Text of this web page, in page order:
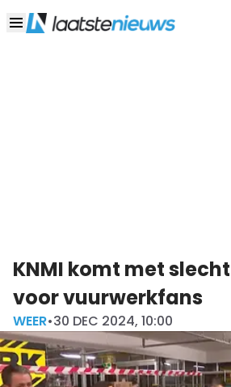
KNMI komt met
voor vuurwerkfans
WEER•30 DEC 2024, 10:00